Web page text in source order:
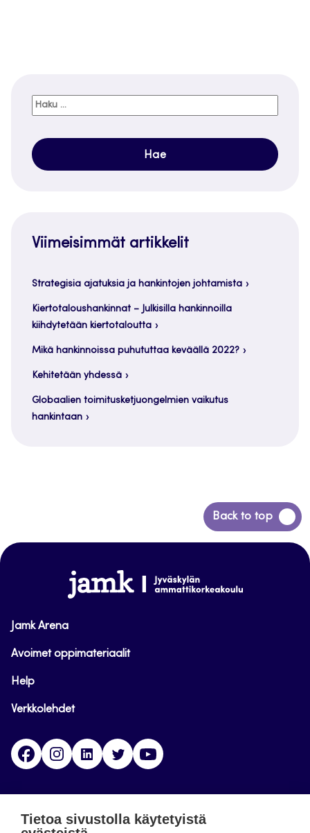
Haku:
Viimeisimmät artikkelit
Strategisia ajatuksia ja hankintojen johtamista
Kiertotaloushankinnat – Julkisilla hankinnoilla
kiihdytetään kiertotaloutta
Mikä hankinnoissa puhututtaa keväällä 2022?
Kehitetään yhdessä
Globaalien toimitusketjuongelmien vaikutus
hankintaan
Back to top
Siirry
takaisin
www.jamk.fi
Jamk Arena
Avoimet oppimateriaalit
Help
Verkkolehdet
FacebookInstagramLinkedinTwitter
Tietoa sivustolla käytetyistä